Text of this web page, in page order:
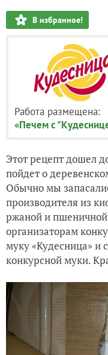
В избранное!
Работа размещена:
«Печем с
Этот рецепт дошел
пойдет о
Обычно мы
производителя из
ржаной и пшеничной
организаторам
муку «Кудесница» и
конкурсной муки.